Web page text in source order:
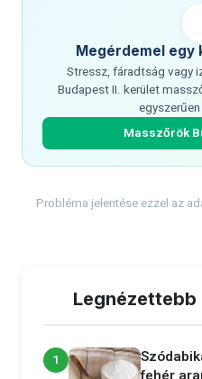
Megérdemel egy
Stressz, fáradtság vagy
Budapest II. kerület
Masszőrök
Probléma jelentése ezzel az
Legnézettebb
1